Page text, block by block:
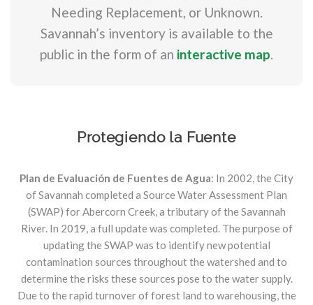
Needing Replacement, or Unknown.
Savannah’s inventory is available to the
public in the form of an interactive map.
Protegiendo la Fuente
Plan de Evaluación de Fuentes de Agua: In 2002, the City
of Savannah completed a Source Water Assessment Plan
(SWAP) for Abercorn Creek, a tributary of the Savannah
River. In 2019, a full update was completed. The purpose of
updating the SWAP was to identify new potential
contamination sources throughout the watershed and to
determine the risks these sources pose to the water supply.
Due to the rapid turnover of forest land to warehousing, the